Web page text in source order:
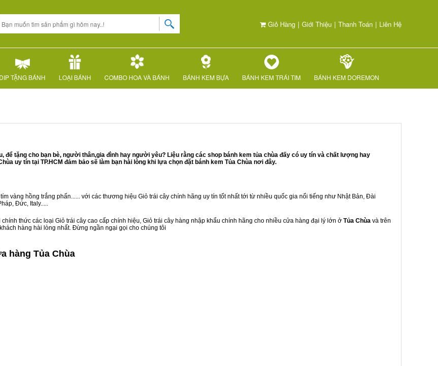
Giỏ Hàng | Giới Thiệu | Thanh Toán | Liên Hệ
DIP TẶNG BÁNH LOẠI BÁNH COMBO HOA VÀ BÁNH BÁNH KEM BỰA BÁNH KEM TRÁI TIM BÁNH KEM DOREMON
để tặng cho bạn bè, người thân,gia đình hay người yêu? Liệu rằng các shop bánh kem tủa chùa đấy có uy tín và chất lượng hay
uy tín tại TP.HCM đảm bảo sẽ làm bạn hài lòng khi lựa chọn đặt bánh kem Tủa Chùa nơi đây.
vàng hồng trắng phấn...... với các thương hiệu Giỏ trái cây chính hãng uy tín tốt nhất tới từ nhiều quốc gia nổi tiếng như Nhật Bản, Đài
Đức, Italy.....
chính thức các loại Giỏ trái cây cao cấp chính hiệu, Giỏ trái cây hàng nhập khẩu chính hãng cho nhiều cửa hàng đại lý lớn ở Tủa Chùa và trên
hàng hài lòng nhất. Đừng ngần ngại gọi cho chúng tôi
hàng Tủa Chùa